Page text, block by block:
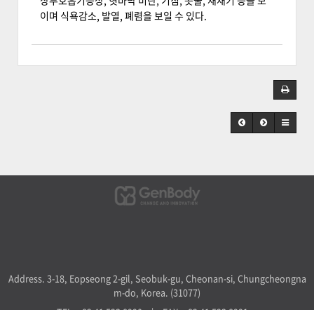
이며 식욕감소, 발열, 폐렴을 보일 수 있다.
Address. 3-18, Eopseong 2-gil, Seobuk-gu, Cheonan-si, Chungcheongna
m-do, Korea. (31077)